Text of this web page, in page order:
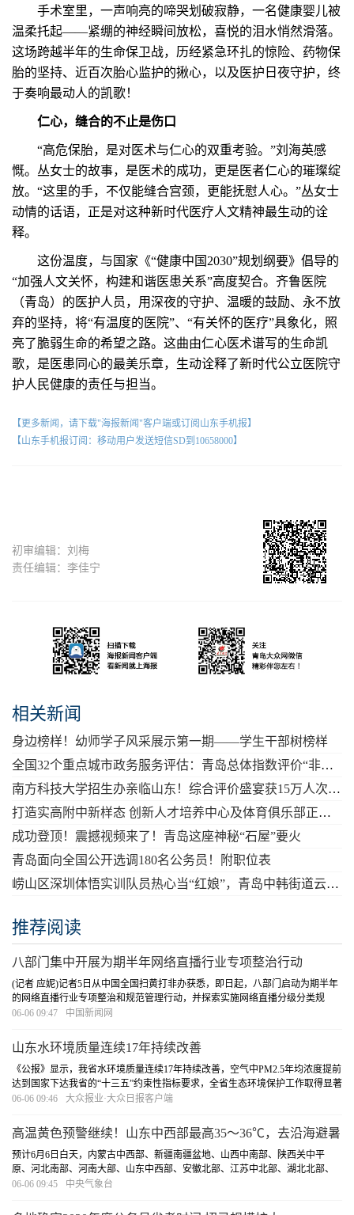
手术室里，一声响亮的啼哭划破寂静，一名健康婴儿被
温柔托起——紧绷的神经瞬间放松，喜悦的泪水悄然滑落。
这场跨越半年的生命保卫战，历经紧急环扎的惊险、药物保
胎的坚持、近百次胎心监护的揪心，以及医护日夜守护，终
于奏响最动人的凯歌！
仁心，缝合的不止是伤口
“高危保胎，是对医术与仁心的双重考验。”刘海英感
慨。丛女士的故事，是医术的成功，更是医者仁心的璀璨绽
放。“这里的手，不仅能缝合宫颈，更能抚慰人心。”丛女士
动情的话语，正是对这种新时代医疗人文精神最生动的诠
释。
这份温度，与国家《“健康中国2030”规划纲要》倡导的
“加强人文关怀，构建和谐医患关系”高度契合。齐鲁医院
（青岛）的医护人员，用深夜的守护、温暖的鼓励、永不放
弃的坚持，将“有温度的医院”、“有关怀的医疗”具象化，照
亮了脆弱生命的希望之路。这曲由仁心医术谱写的生命凯
歌，是医患同心的最美乐章，生动诠释了新时代公立医院守
护人民健康的责任与担当。
【更多新闻，请下载"海报新闻"客户端或订阅山东手机报】
【山东手机报订阅：移动用户发送短信SD到10658000】
初审编辑：刘梅
责任编辑：李佳宁
相关新闻
身边榜样！幼师学子风采展示第一期——学生干部树榜样
全国32个重点城市政务服务评估：青岛总体指数评价“非常高”
南方科技大学招生办亲临山东！综合评价盛宴获15万人次观看点赞
打造实高附中新样态 创新人才培养中心及体育俱乐部正式成立
成功登顶！震撼视频来了！青岛这座神秘“石屋”要火
青岛面向全国公开选调180名公务员！附职位表
崂山区深圳体悟实训队员热心当“红娘”，青岛中韩街道云端“牵手”深圳观澜街道
推荐阅读
八部门集中开展为期半年网络直播行业专项整治行动
(记者 应妮)记者5日从中国全国扫黄打非办获悉，即日起，八部门启动为期半年
的网络直播行业专项整治和规范管理行动，并探索实施网络直播分级分类规
范，以及网络直播打赏、网络直播带货管理规则，形成激励正能量内容供给的
06-06 09:47 中国新闻网
山东水环境质量连续17年持续改善
《公报》显示，我省水环境质量连续17年持续改善，空气中PM2.5年均浓度提前
达到国家下达我省的“十三五”约束性指标要求，全省生态环境保护工作取得显著
成效。能耗方面，2019年全省万元GDP能耗比上年下降3.27%，规模以上工业万
06-06 09:46 大众报业·大众日报客户端
高温黄色预警继续！山东中西部最高35～36℃，去沿海避暑
吧！
预计6月6日白天，内蒙古中西部、新疆南疆盆地、山西中南部、陕西关中平
原、河北南部、河南大部、山东中西部、安徽北部、江苏中北部、湖北北部、
海南岛中北部等地最高气温35～36℃，其中，新疆南疆盆地、山东西部、河南
06-06 09:45 中央气象台